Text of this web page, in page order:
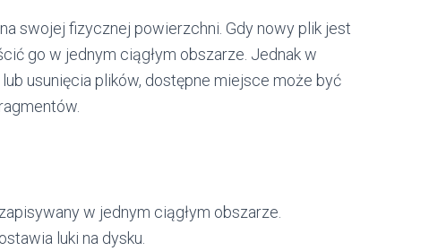
swojej fizycznej powierzchni. Gdy nowy plik jest
go w jednym ciągłym obszarze. Jednak w
usunięcia plików, dostępne miejsce może być
w jednym ciągłym obszarze.
luki na dysku.